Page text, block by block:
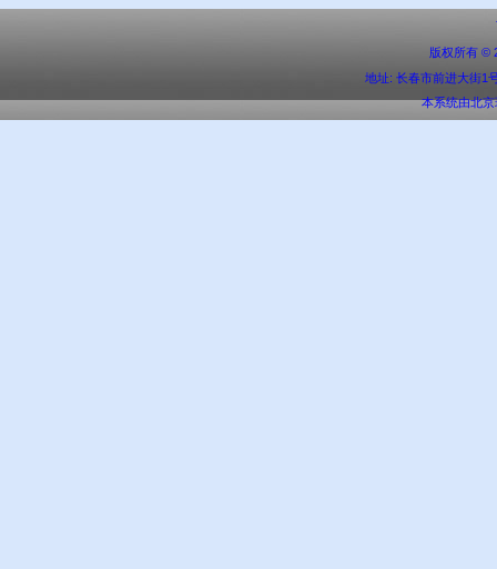
版权所有 ©
地址: 长春市前进大街1
本系统由北京